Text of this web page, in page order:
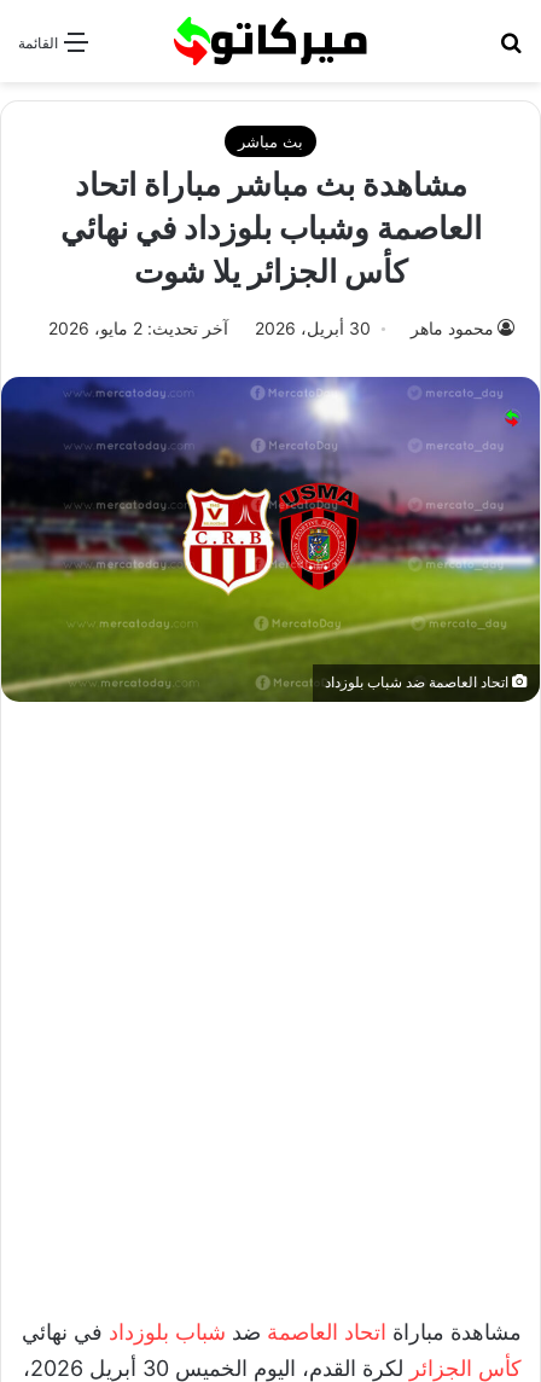
القائمة
بث مباشر
مشاهدة بث مباشر مباراة اتحاد
العاصمة وشباب بلوزداد في نهائي
كأس الجزائر يلا شوت
محمود ماهر 30 أبريل، 2026 آخر تحديث: 2 مايو، 2026
اتحاد العاصمة ضد شباب بلوزداد
مشاهدة مباراة اتحاد العاصمة ضد شباب بلوزداد في نهائي
كأس الجزائر
لكرة القدم، اليوم الخميس 30 أبريل 2026،